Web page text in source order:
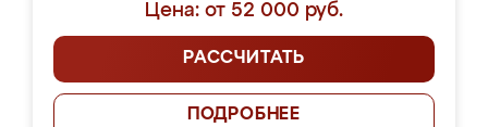
Цена: от 52 000 руб.
РАССЧИТАТЬ
ПОДРОБНЕЕ